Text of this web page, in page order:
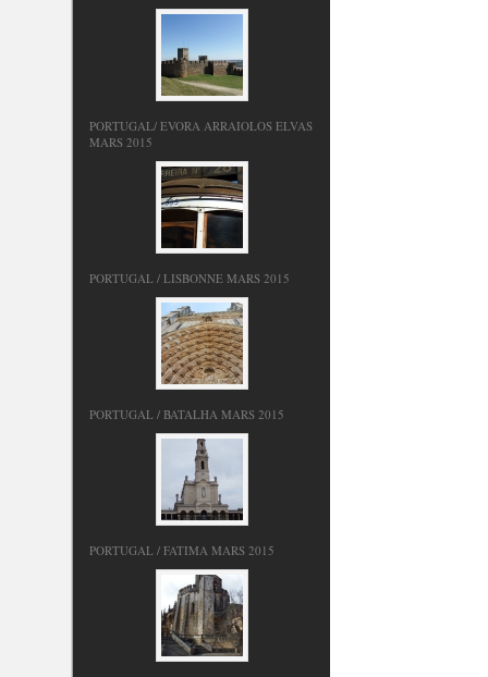
PORTUGAL/ EVORA ARRAIOLOS ELVAS
MARS 2015
PORTUGAL / LISBONNE MARS 2015
PORTUGAL / BATALHA MARS 2015
PORTUGAL / FATIMA MARS 2015